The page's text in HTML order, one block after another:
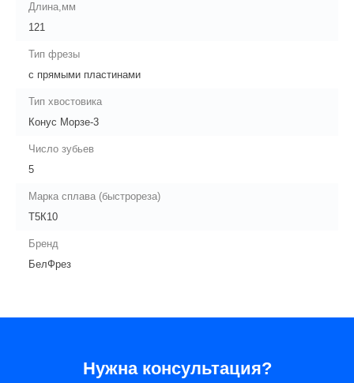
Длина,мм
121
Тип фрезы
с прямыми пластинами
Тип хвостовика
Конус Морзе-3
Число зубьев
5
Марка сплава (быстрореза)
Т5К10
Бренд
БелФрез
Нужна консультация?